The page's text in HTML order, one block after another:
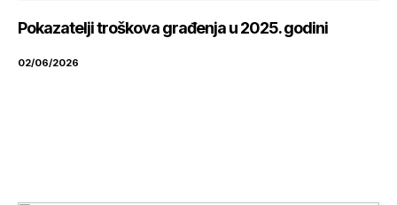
Pokazatelji troškova građenja u 2025. godini
02/06/2026